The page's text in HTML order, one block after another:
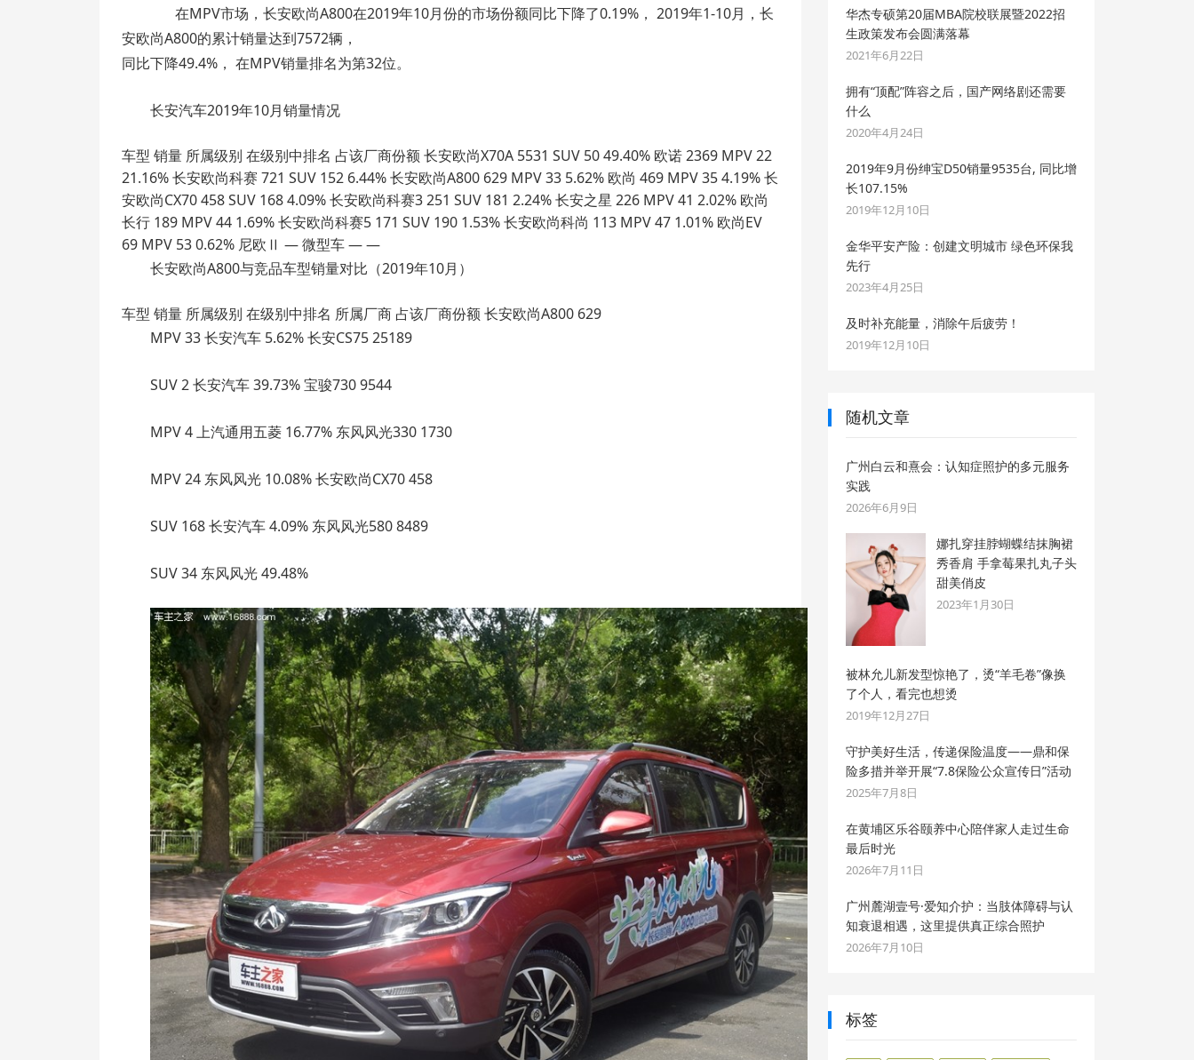
在MPV市场，长安欧尚A800在2019年10月份的市场份额同比下降了0.19%， 2019年1-10月，长
安欧尚A800的累计销量达到7572辆，
同比下降49.4%， 在MPV销量排名为第32位。
长安汽车2019年10月销量情况
车型 销量 所属级别 在级别中排名 占该厂商份额 长安欧尚X70A 5531 SUV 50 49.40% 欧诺 2369 MPV 22
21.16% 长安欧尚科赛 721 SUV 152 6.44% 长安欧尚A800 629 MPV 33 5.62% 欧尚 469 MPV 35 4.19% 长
安欧尚CX70 458 SUV 168 4.09% 长安欧尚科赛3 251 SUV 181 2.24% 长安之星 226 MPV 41 2.02% 欧尚
长行 189 MPV 44 1.69% 长安欧尚科赛5 171 SUV 190 1.53% 长安欧尚科尚 113 MPV 47 1.01% 欧尚EV
69 MPV 53 0.62% 尼欧Ⅱ — 微型车 — —
长安欧尚A800与竞品车型销量对比（2019年10月）
车型 销量 所属级别 在级别中排名 所属厂商 占该厂商份额 长安欧尚A800 629
MPV 33 长安汽车 5.62% 长安CS75 25189
SUV 2 长安汽车 39.73% 宝骏730 9544
MPV 4 上汽通用五菱 16.77% 东风风光330 1730
MPV 24 东风风光 10.08% 长安欧尚CX70 458
SUV 168 长安汽车 4.09% 东风风光580 8489
SUV 34 东风风光 49.48%
华杰专硕第20届MBA院校联展暨2022招
生政策发布会圆满落幕
2021年6月22日
拥有“顶配”阵容之后，国产网络剧还需要
什么
2020年4月24日
2019年9月份绅宝D50销量9535台, 同比增
长107.15%
2019年12月10日
金华平安产险：创建文明城市 绿色环保我
先行
2023年4月25日
及时补充能量，消除午后疲劳！
2019年12月10日
随机文章
广州白云和熹会：认知症照护的多元服务
实践
2026年6月9日
娜扎穿挂脖蝴蝶结抹胸裙
秀香肩 手拿莓果扎丸子头
甜美俏皮
2023年1月30日
被林允儿新发型惊艳了，烫“羊毛卷”像换
了个人，看完也想烫
2019年12月27日
守护美好生活，传递保险温度——鼎和保
险多措并举开展“7.8保险公众宣传日”活动
2025年7月8日
在黄埔区乐谷颐养中心陪伴家人走过生命
最后时光
2026年7月11日
广州麓湖壹号·爱知介护：当肢体障碍与认
知衰退相遇，这里提供真正综合照护
2026年7月10日
标签